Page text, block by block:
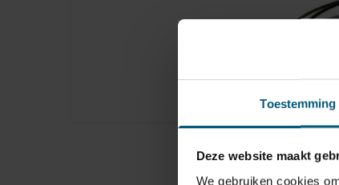
Toestemming
Deze website maakt
We gebruiken cookies